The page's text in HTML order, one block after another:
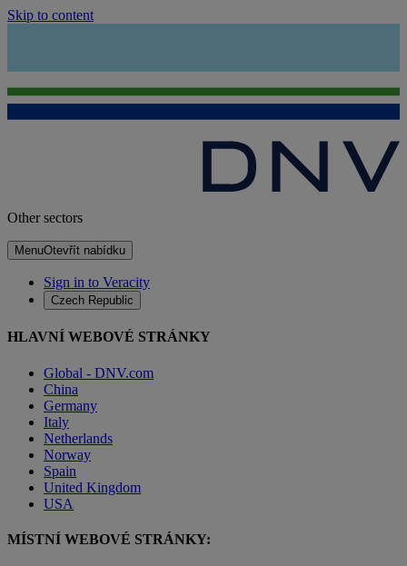
Skip to content
Other sectors
MenuOtevřít nabídku
Sign in to Veracity
Czech Republic
HLAVNÍ WEBOVÉ STRÁNKY
Global - DNV.com
China
Germany
Italy
Netherlands
Norway
Spain
United Kingdom
USA
MÍSTNÍ WEBOVÉ STRÁNKY: